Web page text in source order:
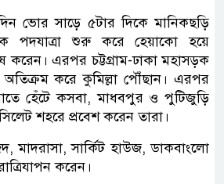
ভোর সাড়ে ৫টার দিকে মানিকছড়ি
পদযাত্রা শুরু করে হেয়াকো হয়ে
করেন। এরপর চট্টগ্রাম-ঢাকা মহাসড়ক
অতিক্রম করে কুমিল্লা পৌঁছান। এরপর
হেঁটে কসবা, মাধবপুর ও পুটিজুড়ি
শহরে প্রবেশ করেন তারা।
মাদরাসা, সার্কিট হাউজ, ডাকবাংলো
করেন।